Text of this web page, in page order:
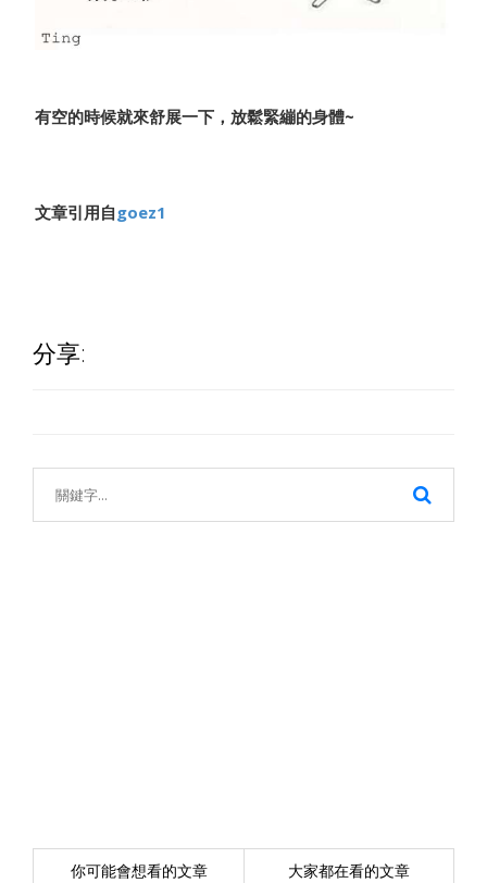
有空的時候就來舒展一下，放鬆緊繃的身體~
文章引用自goez1
分享:
你可能會想看的文章 大家都在看的文章